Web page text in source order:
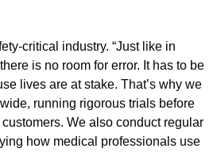
critical industry. “Just like in
is no room for error. It has to be
lives are at stake. That’s why we
running rigorous trials before
We also conduct regular
how medical professionals use